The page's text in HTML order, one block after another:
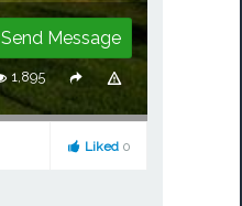
Send Message
1,895
Liked 0